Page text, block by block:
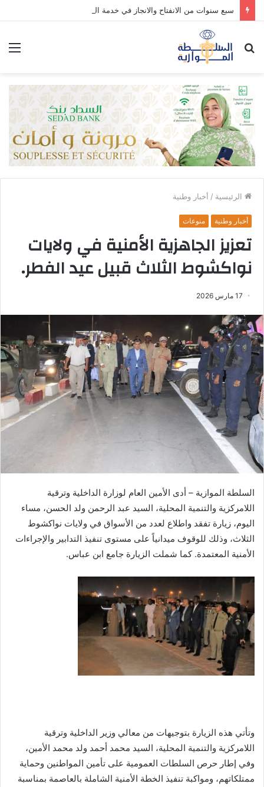
سبع سنوات من الانفتاح والانجاز في خدمة الوطن والمواطن.
بحث
الرئيسية / أخبار وطنية
أخبار وطنية منوعات
تعزيز الجاهزية الأمنية في ولايات
نواكشوط الثلاث قبيل عيد الفطر.
17 مارس 2026
السلطة الموازية – أدى الأمين العام لوزارة الداخلية وترقية
اللامركزية والتنمية المحلية، السيد عبد الرحمن ولد الحسن، مساء
اليوم، زيارة تفقد واطلاع لعدد من الأسواق في ولايات نواكشوط
الثلاث، وذلك للوقوف ميدانياً على مستوى تنفيذ التدابير والإجراءات
الأمنية المعتمدة. كما شملت الزيارة جامع ابن عباس.
وتأتي هذه الزيارة بتوجيهات من معالي وزير الداخلية وترقية
اللامركزية والتنمية المحلية، السيد محمد أحمد ولد محمد الأمين،
وفي إطار حرص السلطات العمومية على تأمين المواطنين وحماية
ممتلكاتهم، ومواكبة تنفيذ الخطة الأمنية الشاملة بالعاصمة بمناسبة